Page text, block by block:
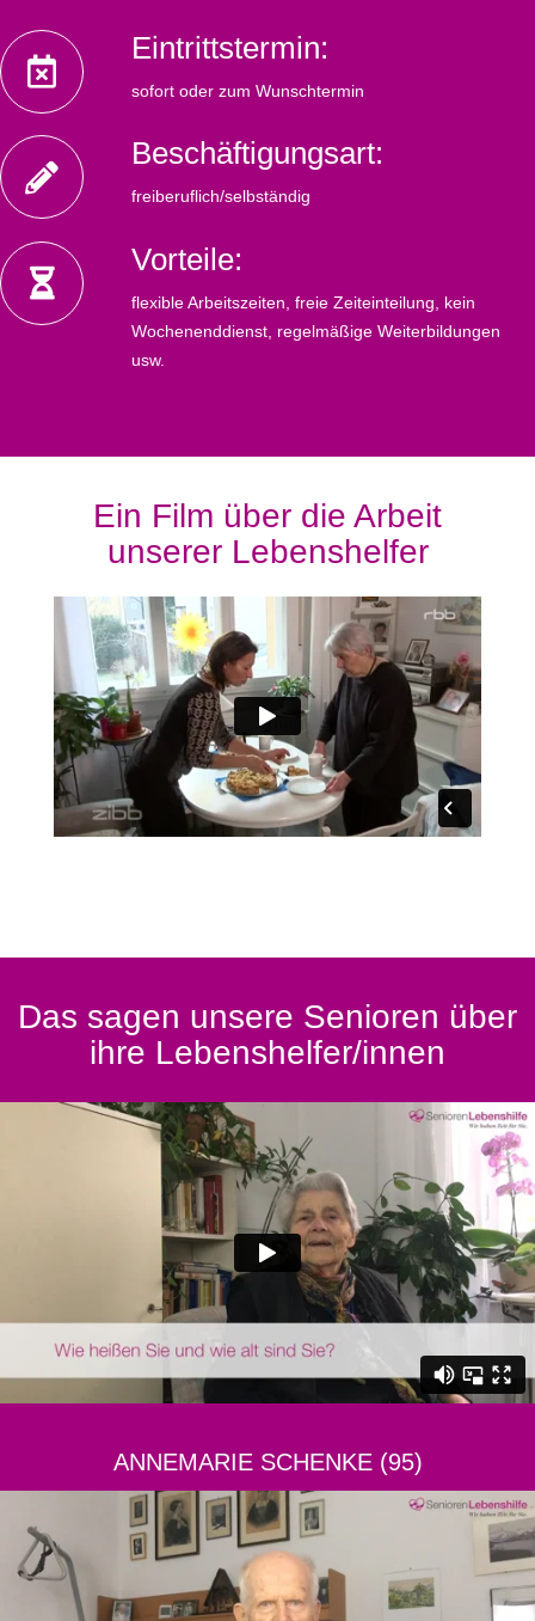
Eintrittstermin:
sofort oder zum Wunschtermin
Beschäftigungsart:
freiberuflich/selbständig
Vorteile:
flexible Arbeitszeiten, freie Zeiteinteilung, kein
Wochenenddienst, regelmäßige Weiterbildungen
usw.
Ein Film über die Arbeit
unserer Lebenshelfer
Das sagen unsere Senioren über
ihre Lebenshelfer/innen
ANNEMARIE SCHENKE (95)